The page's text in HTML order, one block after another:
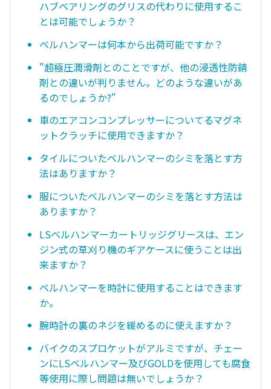
ハブベアリングのグリスの代わりに使用するこ
とは可能でしょうか？
ベルハンマーは何本から出荷可能ですか？
"超極圧潤滑剤とのことですが、他の浸透性防錆
剤との違いが判りません。どのような違いがあ
るのでしょうか?"
車のエアコンコンプレッサーについてるマグネ
ットクラッチに使用できますか？
タイルについたベルハンマーのシミを落とす方
法はありますか？
服についたベルハンマーのシミを落とす方法は
ありますか？
LSベルハンマーカートリッジグリースは、エン
ジン式の草刈り機のギアケースに使うことは出
来ますか？
ベルハンマーを時計に使用することはできます
か。
腕時計の裏のネジを緩めるのに使えますか？
バイクのスプロケットがアルミですが、チェー
ンにLSベルハンマー及びGOLDを使用しても腐食
等使用に際し問題は無いでしょうか？